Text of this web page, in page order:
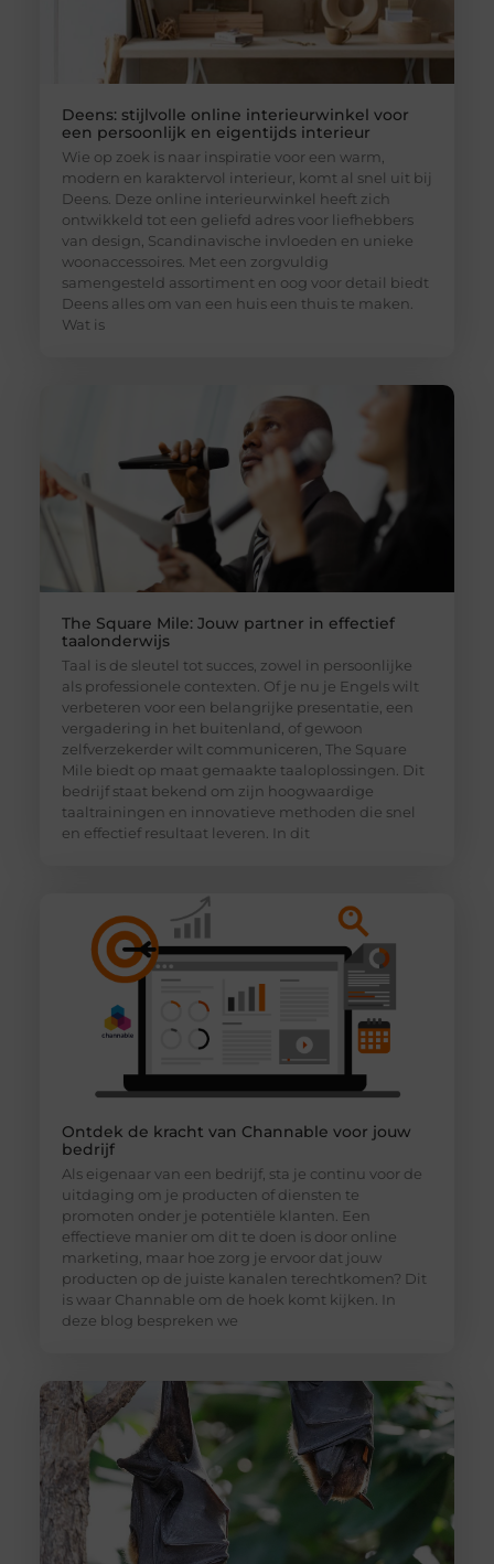
Deens: stijlvolle online interieurwinkel voor
een persoonlijk en eigentijds interieur
Wie op zoek is naar inspiratie voor een warm,
modern en karaktervol interieur, komt al snel uit bij
Deens. Deze online interieurwinkel heeft zich
ontwikkeld tot een geliefd adres voor liefhebbers
van design, Scandinavische invloeden en unieke
woonaccessoires. Met een zorgvuldig
samengesteld assortiment en oog voor detail biedt
Deens alles om van een huis een thuis te maken.
Wat is
The Square Mile: Jouw partner in effectief
taalonderwijs
Taal is de sleutel tot succes, zowel in persoonlijke
als professionele contexten. Of je nu je Engels wilt
verbeteren voor een belangrijke presentatie, een
vergadering in het buitenland, of gewoon
zelfverzekerder wilt communiceren, The Square
Mile biedt op maat gemaakte taaloplossingen. Dit
bedrijf staat bekend om zijn hoogwaardige
taaltrainingen en innovatieve methoden die snel
en effectief resultaat leveren. In dit
Ontdek de kracht van Channable voor jouw
bedrijf
Als eigenaar van een bedrijf, sta je continu voor de
uitdaging om je producten of diensten te
promoten onder je potentiële klanten. Een
effectieve manier om dit te doen is door online
marketing, maar hoe zorg je ervoor dat jouw
producten op de juiste kanalen terechtkomen? Dit
is waar Channable om de hoek komt kijken. In
deze blog bespreken we